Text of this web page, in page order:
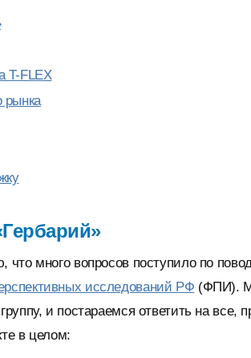
T-FLEX
рынка
много вопросов поступило по
исследований РФ (ФПИ).
и постараемся ответить на все,
в целом: